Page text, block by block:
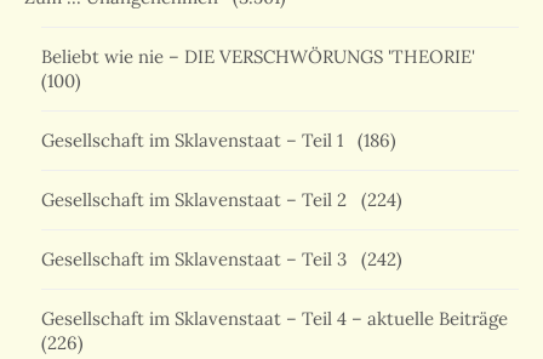
Beliebt wie nie – DIE VERSCHWÖRUNGS 'THEORIE'
(100)
Gesellschaft im Sklavenstaat – Teil 1 (186)
Gesellschaft im Sklavenstaat – Teil 2 (224)
Gesellschaft im Sklavenstaat – Teil 3 (242)
Gesellschaft im Sklavenstaat – Teil 4 – aktuelle Beiträge
(226)